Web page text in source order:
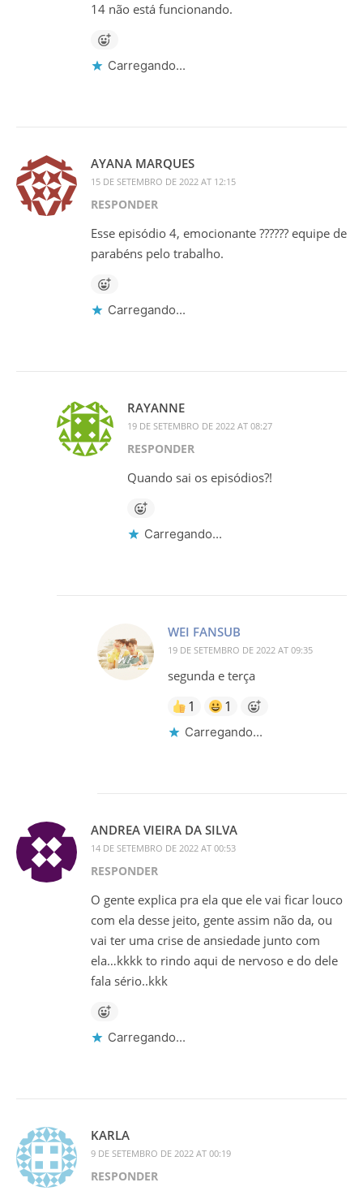
14 não está funcionando.
Carregando...
AYANA MARQUES
15 DE SETEMBRO DE 2022 AT 12:15
RESPONDER
Esse episódio 4, emocionante ?????? equipe de
parabéns pelo trabalho.
Carregando...
RAYANNE
19 DE SETEMBRO DE 2022 AT 08:27
RESPONDER
Quando sai os episódios?!
Carregando...
WEI FANSUB
19 DE SETEMBRO DE 2022 AT 09:35
segunda e terça
1 1
Carregando...
ANDREA VIEIRA DA SILVA
14 DE SETEMBRO DE 2022 AT 00:53
RESPONDER
O gente explica pra ela que ele vai ficar louco
com ela desse jeito, gente assim não da, ou
vai ter uma crise de ansiedade junto com
ela…kkkk to rindo aqui de nervoso e do dele
fala sério..kkk
Carregando...
KARLA
9 DE SETEMBRO DE 2022 AT 00:19
RESPONDER